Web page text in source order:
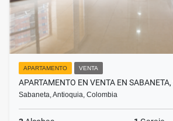
APARTAMENTO VENTA
APARTAMENTO EN VENTA EN SABANETA,
Sabaneta, Antioquia, Colombia